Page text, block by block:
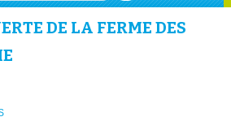
DE LA FERME DES